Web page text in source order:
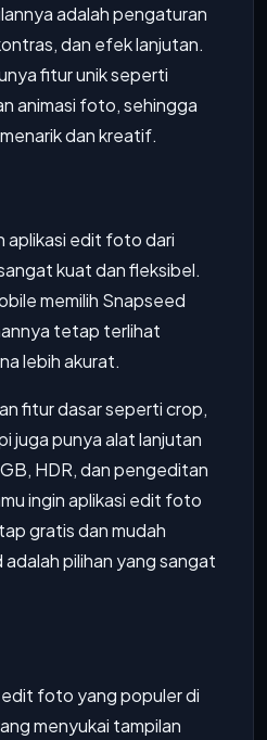
adalah pengaturan
dan efek lanjutan.
fitur unik seperti
animasi foto, sehingga
dan kreatif.
aplikasi edit foto dari
kuat dan fleksibel.
memilih Snapseed
tetap terlihat
lebih akurat.
fitur dasar seperti crop,
juga punya alat lanjutan
HDR, dan pengeditan
ingin aplikasi edit foto
gratis dan mudah
pilihan yang sangat
edit foto yang populer di
menyukai tampilan